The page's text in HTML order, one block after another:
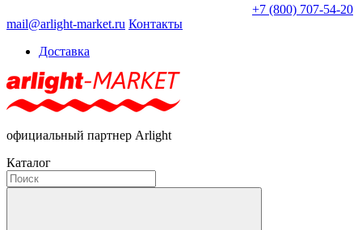
+7 (800) 707-54-20
mail@arlight-market.ru Контакты
Доставка
официальный партнер Arlight
Каталог